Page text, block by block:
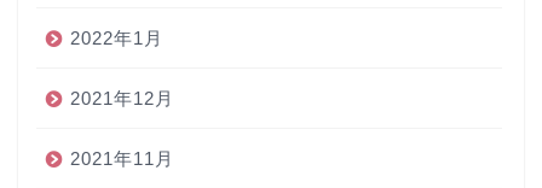
2022年1月
2021年12月
2021年11月